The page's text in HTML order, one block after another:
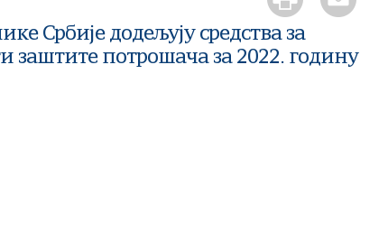
Србије додељују средства за
заштите потрошача за 2022. годину